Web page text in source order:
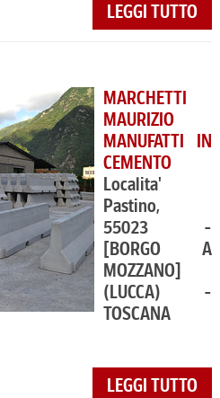
LEGGI TUTTO
MARCHETTI
MAURIZIO
MANUFATTI IN
CEMENTO
Localita'
Pastino,
55023 -
[BORGO A
MOZZANO]
(LUCCA) -
TOSCANA
LEGGI TUTTO